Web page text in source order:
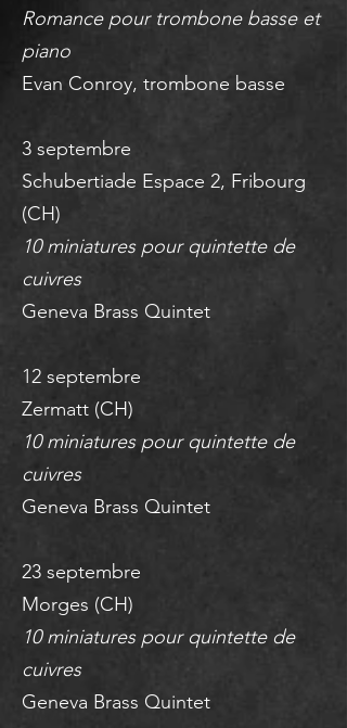
Romance pour trombone basse et
piano
Evan Conroy, trombone basse
3 septembre
Schubertiade Espace 2, Fribourg
(CH)
10 miniatures pour quintette de
cuivres
Geneva Brass Quintet
12 septembre
Zermatt (CH)
10 miniatures pour quintette de
cuivres
Geneva Brass Quintet
23 septembre
Morges (CH)
10 miniatures pour quintette de
cuivres
Geneva Brass Quintet